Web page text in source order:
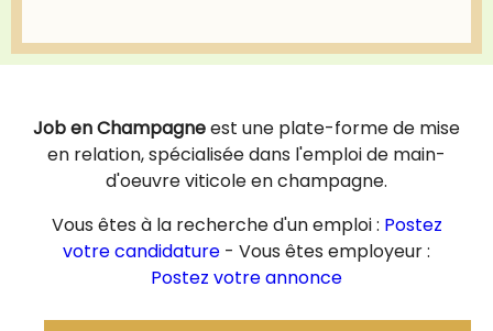
Job en Champagneest une plate-forme de mise
en relation, spécialisée dans l'emploi de main-
d'oeuvre viticole en champagne.
Vous êtes à la recherche d'un emploi : Postez
votre candidature - Vous êtes employeur :
Postez votre annonce